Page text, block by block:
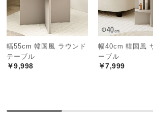
幅55cm 韓国風 ラウンド
テーブル
￥9,998
幅40cm 韓国風
ーブル
￥7,999